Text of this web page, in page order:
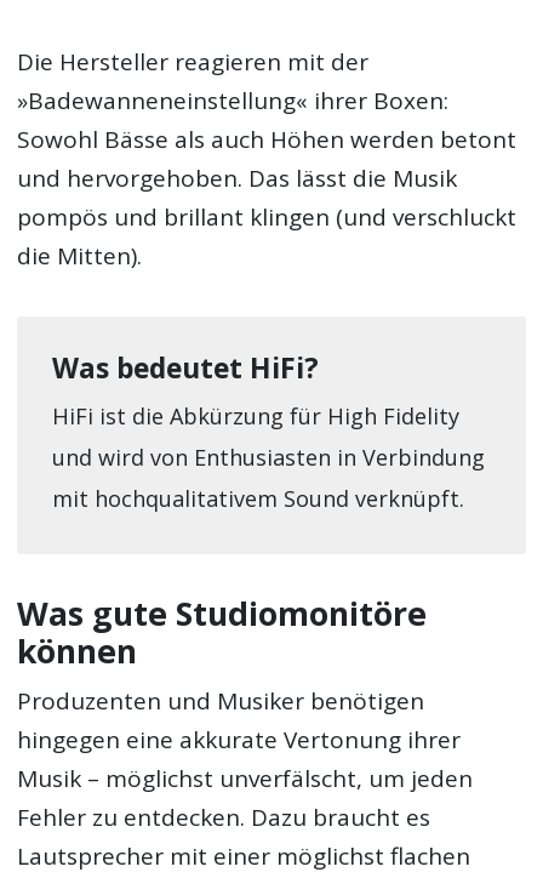
Die Hersteller reagieren mit der
»Badewanneneinstellung« ihrer Boxen:
Sowohl Bässe als auch Höhen werden betont
und hervorgehoben. Das lässt die Musik
pompös und brillant klingen (und verschluckt
die Mitten).
Was bedeutet HiFi?
HiFi ist die Abkürzung für High Fidelity
und wird von Enthusiasten in Verbindung
mit hochqualitativem Sound verknüpft.
Was gute Studiomonitöre
können
Produzenten und Musiker benötigen
hingegen eine akkurate Vertonung ihrer
Musik – möglichst unverfälscht, um jeden
Fehler zu entdecken. Dazu braucht es
Lautsprecher mit einer möglichst flachen